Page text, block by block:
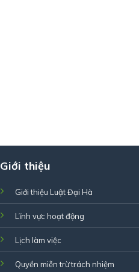
Giới thiệu
Giới thiệu Luật Đại Hà
Lĩnh vực hoạt động
Lịch làm việc
Quyền miễn trừ trách nhiệm